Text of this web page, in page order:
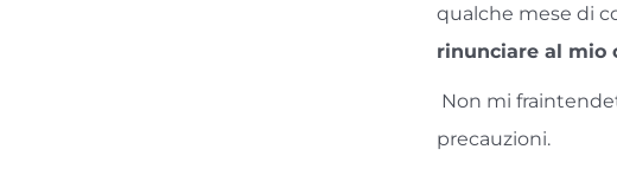
qualche mese di
rinunciare al mio
Non mi
precauzioni.